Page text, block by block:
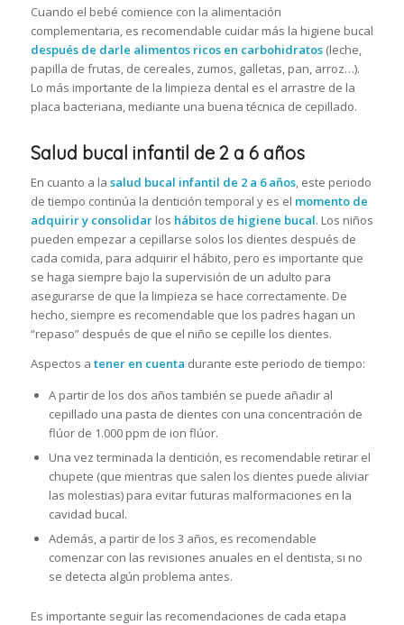
Cuando el bebé comience con la alimentación
complementaria, es recomendable cuidar más la higiene bucal
después de darle alimentos ricos en carbohidratos(leche,
papilla de frutas, de cereales, zumos, galletas, pan, arroz…).
Lo más importante de la limpieza dental es el arrastre de la
placa bacteriana, mediante una buena técnica de cepillado.
Salud bucal infantil de 2 a 6 años
En cuanto a la salud bucal infantil de 2 a 6 años, este periodo
de tiempo continúa la dentición temporal y es el momento de
adquirir y consolidarlos hábitos de higiene bucal. Los niños
pueden empezar a cepillarse solos los dientes después de
cada comida, para adquirir el hábito, pero es importante que
se haga siempre bajo la supervisión de un adulto para
asegurarse de que la limpieza se hace correctamente. De
hecho, siempre es recomendable que los padres hagan un
“repaso” después de que el niño se cepille los dientes.
Aspectos a tener en cuenta durante este periodo de tiempo:
A partir de los dos años también se puede añadir al
cepillado una pasta de dientes con una concentración de
flúor de 1.000 ppm de ion flúor.
Una vez terminada la dentición, es recomendable retirar el
chupete (que mientras que salen los dientes puede aliviar
las molestias) para evitar futuras malformaciones en la
cavidad bucal.
Además, a partir de los 3 años, es recomendable
comenzar con las revisiones anuales en el dentista, si no
se detecta algún problema antes.
Es importante seguir las recomendaciones de cada etapa